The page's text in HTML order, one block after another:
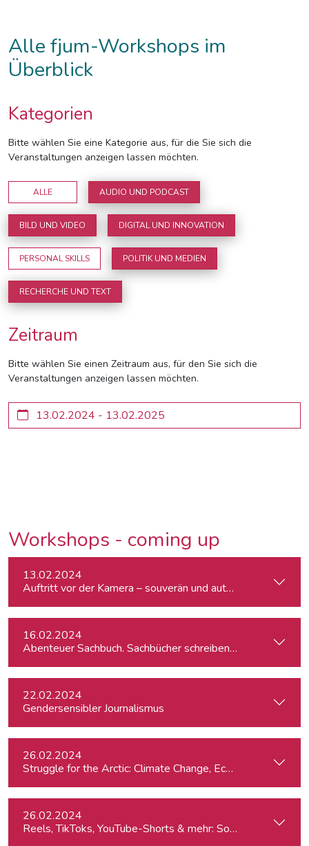
Alle fjum-Workshops im
Überblick
Kategorien
Bitte wählen Sie eine Kategorie aus, für die Sie sich die
Veranstaltungen anzeigen lassen möchten.
ALLE AUDIO UND PODCAST
BILD UND VIDEO DIGITAL UND INNOVATION
PERSONAL SKILLS POLITIK UND MEDIEN
RECHERCHE UND TEXT
Zeitraum
Bitte wählen Sie einen Zeitraum aus, für den Sie sich die
Veranstaltungen anzeigen lassen möchten.
Workshops - coming up
13.02.2024
Auftritt vor der Kamera – souverän und authentisch
16.02.2024
Abenteuer Sachbuch. Sachbücher schreiben für
22.02.2024
Gendersensibler Journalismus
26.02.2024
26.02.2024
Reels, TikToks, YouTube-Shorts & mehr: Social Media-